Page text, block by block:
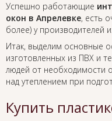
Успешно работающие
окон в Апрелевке, есть
более) у производителей
Итак, выделим основные
изготовленных из ПВХ и
людей от необходимости
над утеплением при
Купить